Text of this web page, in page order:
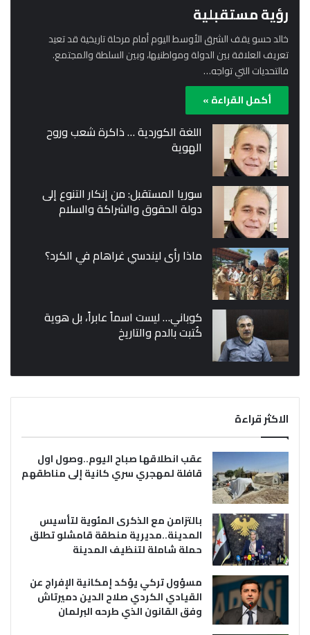
رؤية مستقبلية
خالد حسو يقف الشرق الأوسط اليوم أمام مرحلة تاريخية قد تعيد
تعريف العلاقة بين الدولة ومواطنيها، وبين السلطة والمجتمع.
فالتحديات التي تواجه…
أكمل القراءة »
اللغة الكوردية … ذاكرة شعب وروح
الهوية
سوريا المستقبل: من إنكار التنوع إلى
دولة الحقوق والشراكة والسلام
ماذا رأى ليندسي غراهام في الكرد؟
كوباني… ليست اسماً عابراً، بل هوية
كُتبت بالدم والتاريخ
الاكثر قراءة
عقب انطلاقها صباح اليوم..وصول اول
قافلة لمهجري سري كانية إلى مناطقهم
بالتزامن مع الذكرى المئوية لتأسيس
المدينة..مديرية منطقة قامشلو تطلق
حملة شاملة لتنظيف المدينة
مسؤول تركي يؤكد إمكانية الإفراج عن
القيادي الكردي صلاح الدين دميرتاش
وفق القانون الذي طرحه البرلمان